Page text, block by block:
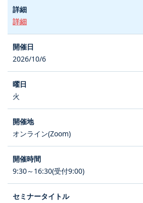
詳細
2026/10/6
火
オンライン(Zoom)
9:30～16:30(受付9:00)